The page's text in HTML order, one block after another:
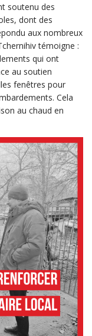
soutenu des
dont des
aux nombreux
témoigne :
qui ont
au soutien
fenêtres pour
Cela
au chaud en